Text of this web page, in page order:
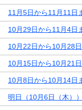
11月5日から11月11日
10月29日から11月4日
10月22日から10月28
10月15日から10月21
10月8日から10月14日
明日（10月6日（木）